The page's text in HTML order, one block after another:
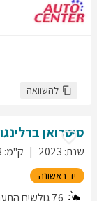
להשוואה
סיטרואןברלינגו
שנת:
2023 ק"מ:
יד ראשונה
76גולשים